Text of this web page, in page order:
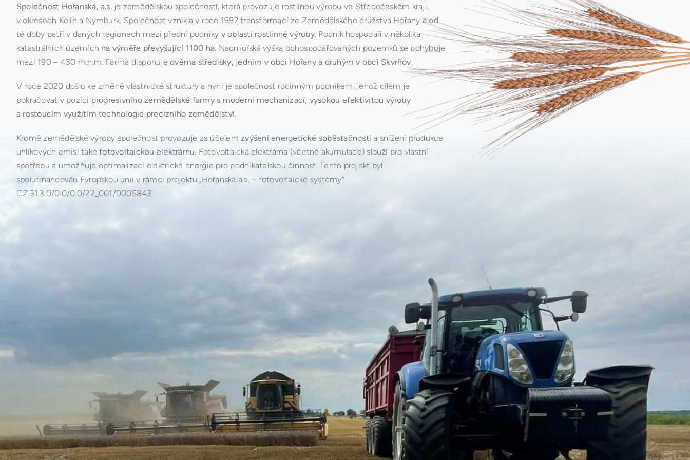
Společnost Hořanská, a.s.je zemědělskou společností, která provozuje rostlinou výrobu ve Středočeském kraji,
v okresech Kolín a Nymburk. Společnost vznikla v roce 1997 transformací ze Zemědělského družstva Hořany a od
té doby patří v daných regionech mezi přední podniky v oblasti rostlinné výroby. Podnik hospodaří v několika
katastrálních územích na výměře převyšující 1100 ha. Nadmořská výška obhospodařovaných pozemků se pohybuje
mezi 190 – 430 m.n.m. Farma disponuje dvěma středisky, jedním v obci Hořany a druhým v obci Skvrňov.
V roce 2020 došlo ke změně vlastnické struktury a nyní je společnost rodinným podnikem, jehož cílem je
pokračovat v pozici progresivního zemědělské farmy s moderní mechanizací, vysokou efektivitou výroby
a rostoucím využitím technologie precizního zemědělství.
Kromě zemědělské výroby společnost provozuje za účelemzvýšení energetické soběstačnosti a snížení produkce
uhlíkových emisí takéfotovoltaickou elektrárnu. Fotovoltaická elektrárna (včetně akumulace) slouží pro vlastní
spotřebu a umožňuje optimalizaci elektrické energie pro podnikatelskou činnost. Tento projekt byl
spolufinancován Evropskou unií v rámci projektu „Hořanská a.s. – fotovoltaické systémy“
CZ.31.3.0/0.0/0.0/22_001/0005843